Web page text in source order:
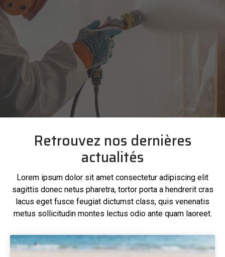
Retrouvez nos dernières
actualités
Lorem ipsum dolor sit amet consectetur adipiscing elit
sagittis donec netus pharetra, tortor porta a hendrerit cras
lacus eget fusce feugiat dictumst class, quis venenatis
metus sollicitudin montes lectus odio ante quam laoreet.